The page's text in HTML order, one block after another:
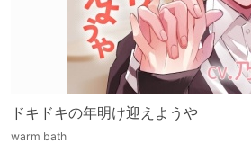
ドキドキの年明け迎えようや
warm bath